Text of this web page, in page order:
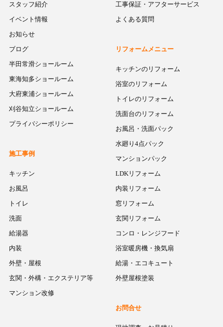
スタッフ紹介
イベント情報
お知らせ
ブログ
半田常滑ショールーム
東海知多ショールーム
大府東浦ショールーム
刈谷知立ショールーム
プライバシーポリシー
工事保証・アフターサービス
よくある質問
リフォームメニュー
キッチンのリフォーム
浴室のリフォーム
トイレのリフォーム
洗面台のリフォーム
お風呂・洗面パック
水廻り4点パック
マンションパック
LDKリフォーム
内装リフォーム
窓リフォーム
玄関リフォーム
コンロ・レンジフード
浴室暖房機・換気扇
給湯・エコキュート
外壁屋根塗装
施工事例
キッチン
お風呂
トイレ
洗面
給湯器
内装
外壁・屋根
玄関・外構・エクステリア等
マンション改修
お問合せ